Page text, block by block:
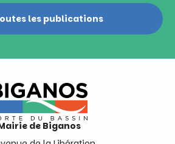
les publications
de Biganos